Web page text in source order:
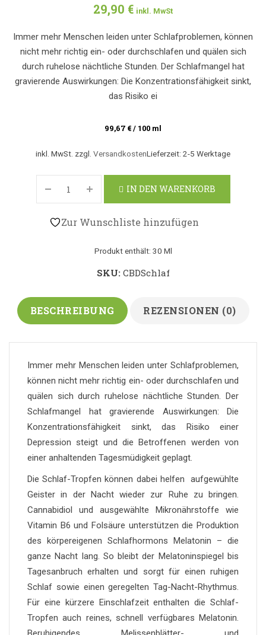
29,90 € inkl. MwSt
Immer mehr Menschen leiden unter Schlafproblemen, können
nicht mehr richtig ein- oder durchschlafen und quälen sich
durch ruhelose nächtliche Stunden. Der Schlafmangel hat
gravierende Auswirkungen: Die Konzentrationsfähigkeit sinkt,
das Risiko ei
99,67 € / 100 ml
inkl. MwSt. zzgl. VersandkostenLieferzeit: 2-5 Werktage
IN DEN WARENKORB
Zur Wunschliste hinzufügen
Produkt enthält: 30 Ml
SKU: CBDSchlaf
BESCHREIBUNG REZENSIONEN (0)
Immer mehr Menschen leiden unter Schlafproblemen,
können nicht mehr richtig ein- oder durchschlafen und
quälen sich durch ruhelose nächtliche Stunden. Der
Schlafmangel hat gravierende Auswirkungen: Die
Konzentrationsfähigkeit sinkt, das Risiko einer
Depression steigt und die Betroffenen werden von
einer anhaltenden Tagesmüdigkeit geplagt.
Die Schlaf-Tropfen können dabei helfen aufgewühlte
Geister in der Nacht wieder zur Ruhe zu bringen.
Cannabidiol und ausgewählte Mikronährstoffe wie
Vitamin B6 und Folsäure unterstützen die Produktion
des körpereigenen Schlafhormons Melatonin – die
ganze Nacht lang. So bleibt der Melatoninspiegel bis
Tagesanbruch erhalten und sorgt für einen ruhigen
Schlaf sowie einen geregelten Tag-Nacht-Rhythmus.
Für eine kürzere Einschlafzeit enthalten die Schlaf-
Tropfen auch reines, schnell verfügbares Melatonin.